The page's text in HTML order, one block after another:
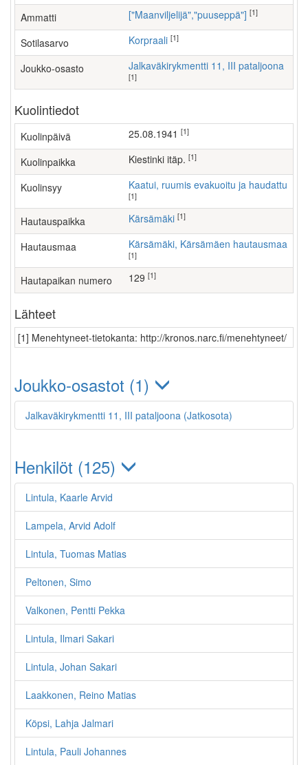
Ammatti ["maanviljelijä","puuseppä"] [1]
Sotilasarvo Korpraali [1]
Joukko-osasto Jalkaväkirykmentti 11, III pataljoona
[1]
Kuolintiedot
Kuolinpäivä 25.08.1941 [1]
Kuolinpaikka Kiestinki itäp. [1]
Kuolinsyy Kaatui, ruumis evakuoitu ja haudattu
[1]
Hautauspaikka Kärsämäki [1]
Hautausmaa Kärsämäki, Kärsämäen hautausmaa
[1]
Hautapaikan numero 129 [1]
Lähteet
[1] Menehtyneet-tietokanta: http://kronos.narc.fi/menehtyneet/
Joukko-osastot (1)
Jalkaväkirykmentti 11, III pataljoona (Jatkosota)
Henkilöt (125)
Lintula, Kaarle Arvid
Lampela, Arvid Adolf
Lintula, Tuomas Matias
Peltonen, Simo
Valkonen, Pentti Pekka
Lintula, Ilmari Sakari
Lintula, Johan Sakari
Laakkonen, Reino Matias
Köpsi, Lahja Jalmari
Lintula, Pauli Johannes